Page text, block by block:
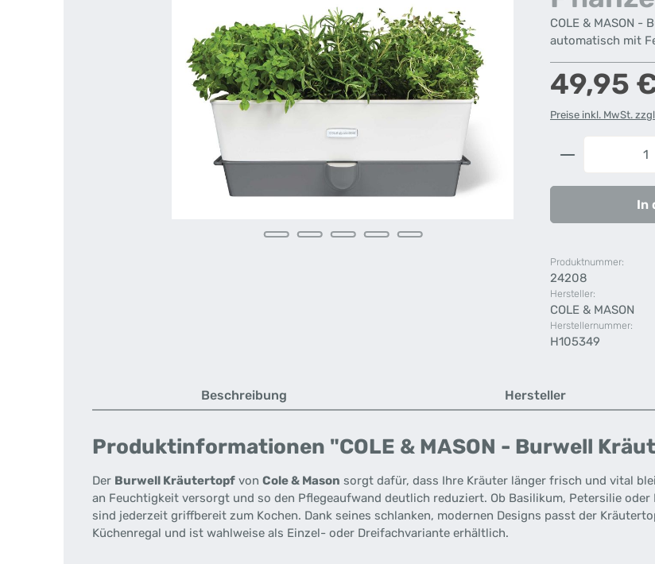
COLE & MASON
automatisch mit
Regulärer Preis:
49,95
Preise inkl. MwSt.
Produkt
In
Produktnummer:
24208
Hersteller:
COLE & MASON
Herstellernummer:
H105349
Beschreibung Hersteller
Produktinformationen "COLE & MASON - Burwell
Der Burwell Kräutertopf von Cole & Mason sorgt dafür, dass Ihre Kräuter länger frisch und vital
an Feuchtigkeit versorgt und so den Pflegeaufwand deutlich reduziert. Ob Basilikum, Petersilie
sind jederzeit griffbereit zum Kochen. Dank seines schlanken, modernen Designs passt der
Küchenregal und ist wahlweise als Einzel- oder Dreifachvariante erhältlich.